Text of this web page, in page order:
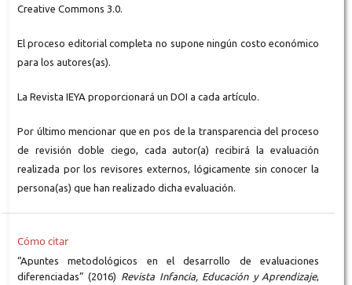
Creative Commons 3.0.
El proceso editorial completa no supone ningún costo económico
para los autores(as).
La Revista IEYA proporcionará un DOI a cada artículo.
Por último mencionar que en pos de la transparencia del proceso
de revisión doble ciego, cada autor(a) recibirá la evaluación
realizada por los revisores externos, lógicamente sin conocer la
persona(as) que han realizado dicha evaluación.
Cómo citar
“Apuntes metodológicos en el desarrollo de evaluaciones
diferenciadas” (2016) Revista Infancia, Educación y Aprendizaje,